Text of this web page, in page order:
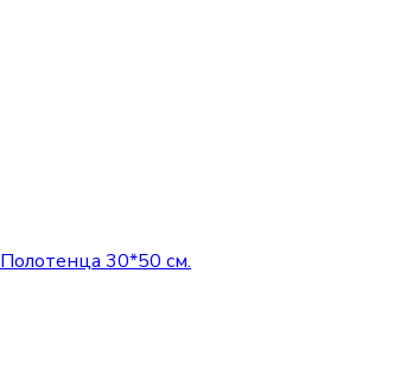
Полотенца 30*50 см.